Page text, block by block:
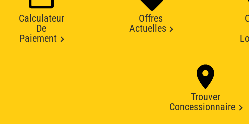
Calculateur
De
Paiement
Offres
Actuelles
Trouver
Concessionnaire